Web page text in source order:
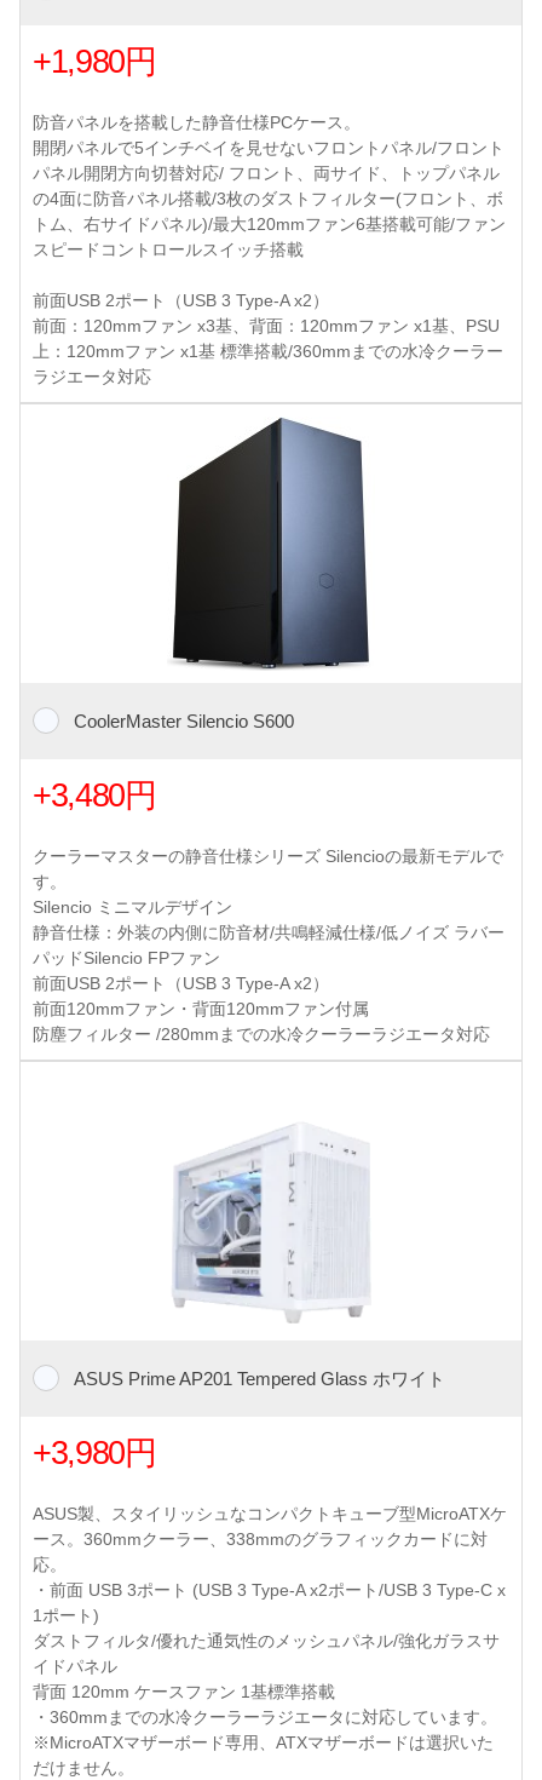
+1,980円
防音パネルを搭載した静音仕様PCケース。
開閉パネルで5インチベイを見せないフロントパネル/フロント
パネル開閉方向切替対応/ フロント、両サイド、トップパネル
の4面に防音パネル搭載/3枚のダストフィルター(フロント、ボ
トム、右サイドパネル)/最大120mmファン6基搭載可能/ファン
スピードコントロールスイッチ搭載
前面USB 2ポート（USB 3 Type-A x2）
前面：120mmファン x3基、背面：120mmファン x1基、PSU
上：120mmファン x1基 標準搭載/360mmまでの水冷クーラー
ラジエータ対応
CoolerMaster Silencio S600
+3,480円
クーラーマスターの静音仕様シリーズ Silencioの最新モデルで
す。
Silencio ミニマルデザイン
静音仕様：外装の内側に防音材/共鳴軽減仕様/低ノイズ ラバー
パッドSilencio FPファン
前面USB 2ポート（USB 3 Type-A x2）
前面120mmファン・背面120mmファン付属
防塵フィルター /280mmまでの水冷クーラーラジエータ対応
ASUS Prime AP201 Tempered Glass ホワイト
+3,980円
ASUS製、スタイリッシュなコンパクトキューブ型MicroATXケ
ース。360mmクーラー、338mmのグラフィックカードに対
応。
・前面 USB 3ポート (USB 3 Type-A x2ポート/USB 3 Type-C x
1ポート)
ダストフィルタ/優れた通気性のメッシュパネル/強化ガラスサ
イドパネル
背面 120mm ケースファン 1基標準搭載
・360mmまでの水冷クーラーラジエータに対応しています。
※MicroATXマザーボード専用、ATXマザーボードは選択いた
だけません。